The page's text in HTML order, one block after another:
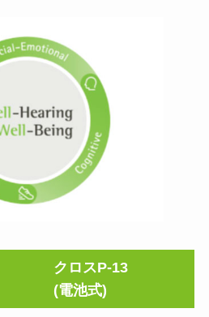
クロスP-13
(電池式)